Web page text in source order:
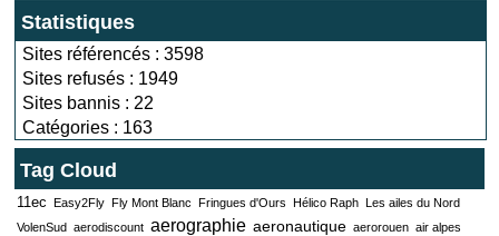
Statistiques
Sites référencés : 3598
Sites refusés : 1949
Sites bannis : 22
Catégories : 163
Tag Cloud
11ec Easy2Fly Fly Mont Blanc Fringues d'Ours Hélico Raph Les ailes du Nord
VolenSud aerodiscount aerographie aeronautique aerorouen air alpes